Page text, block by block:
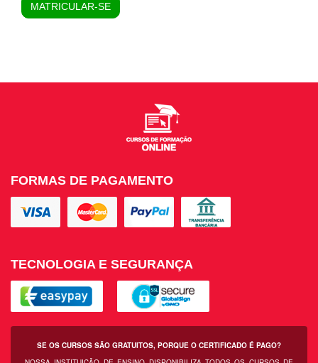
MATRICULAR-SE
FORMAS DE PAGAMENTO
TECNOLOGIA E SEGURANÇA
SE OS CURSOS SÃO GRATUITOS, PORQUE O CERTIFICADO É PAGO?